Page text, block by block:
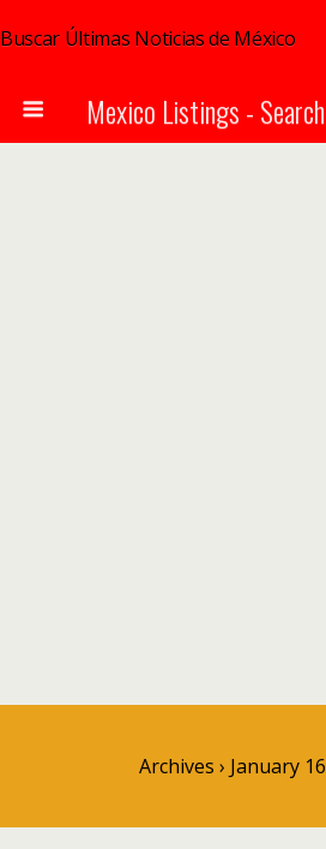
Buscar Últimas Noticias de México
Archives › January